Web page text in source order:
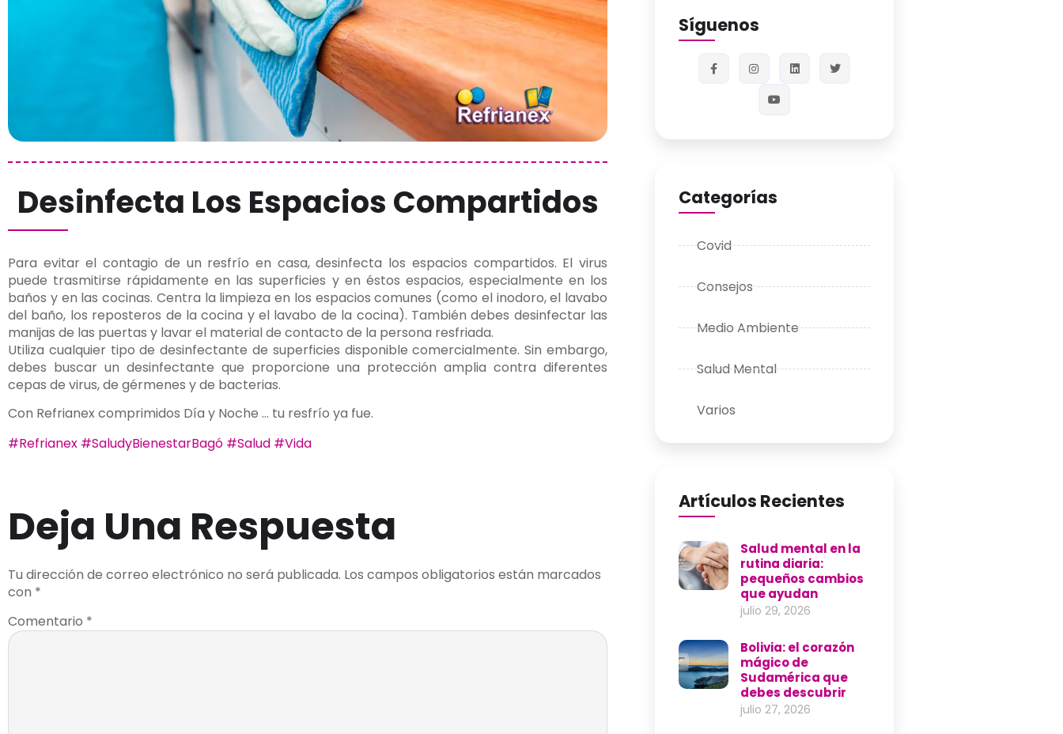
Desinfecta Los Espacios Compartidos
Para evitar el contagio de un resfrío en casa, desinfecta los espacios compartidos. El virus
puede trasmitirse rápidamente en las superficies y en éstos espacios, especialmente en los
baños y en las cocinas. Centra la limpieza en los espacios comunes (como el inodoro, el lavabo
del baño, los reposteros de la cocina y el lavabo de la cocina). También debes desinfectar las
manijas de las puertas y lavar el material de contacto de la persona resfriada.
Utiliza cualquier tipo de desinfectante de superficies disponible comercialmente. Sin embargo,
debes buscar un desinfectante que proporcione una protección amplia contra diferentes
cepas de virus, de gérmenes y de bacterias.
Con Refrianex comprimidos Día y Noche … tu resfrío ya fue.
#Refrianex #SaludyBienestarBagó #Salud #Vida
Deja Una Respuesta
Tu dirección de correo electrónico no será publicada. Los campos obligatorios están marcados
con *
Comentario *
Síguenos
Categorías
Covid
Consejos
Medio Ambiente
Salud Mental
Varios
Artículos Recientes
Salud mental en la
rutina diaria:
pequeños cambios
que ayudan
julio 29, 2026
Bolivia: el corazón
mágico de
Sudamérica que
debes descubrir
julio 27, 2026